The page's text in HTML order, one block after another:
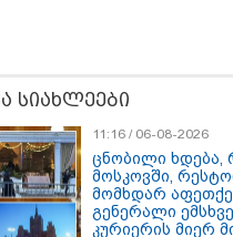
საოხად პანაშვიდი
სიახლეები
11:16 / 06-08-2026
ცნობილი ხდება,
მოსკოვში,
მომხდარ
გენერალი
კურიერის მიერ